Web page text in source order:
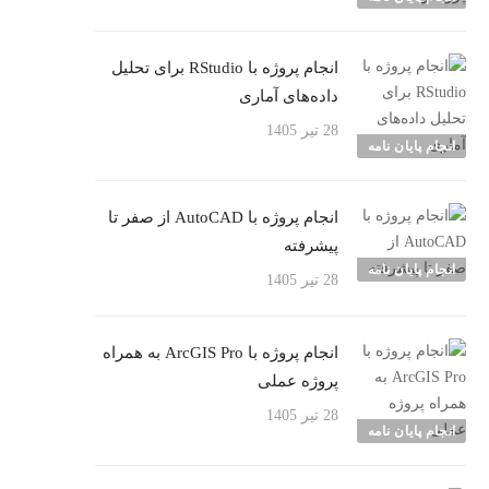
انجام پایان نامه
انجام پروژه با RStudio برای تحلیل
داده‌های آماری
28 تیر 1405
انجام پایان نامه
انجام پروژه با AutoCAD از صفر تا
پیشرفته
28 تیر 1405
انجام پایان نامه
انجام پروژه با ArcGIS Pro به همراه
پروژه عملی
28 تیر 1405